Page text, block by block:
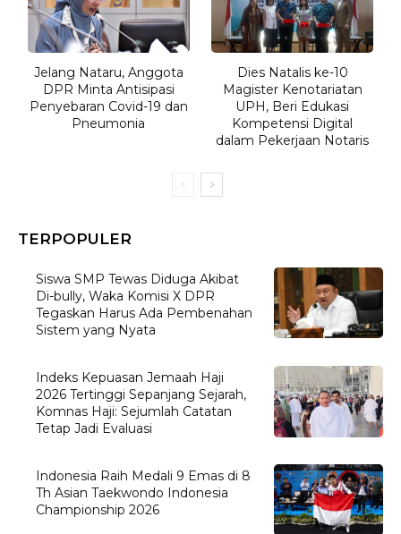
Jelang Nataru, Anggota
DPR Minta Antisipasi
Penyebaran Covid-19 dan
Pneumonia
Dies Natalis ke-10
Magister Kenotariatan
UPH, Beri Edukasi
Kompetensi Digital
dalam Pekerjaan Notaris
TERPOPULER
Siswa SMP Tewas Diduga Akibat
Di-bully, Waka Komisi X DPR
Tegaskan Harus Ada Pembenahan
Sistem yang Nyata
Indeks Kepuasan Jemaah Haji
2026 Tertinggi Sepanjang Sejarah,
Komnas Haji: Sejumlah Catatan
Tetap Jadi Evaluasi
Indonesia Raih Medali 9 Emas di 8
Th Asian Taekwondo Indonesia
Championship 2026